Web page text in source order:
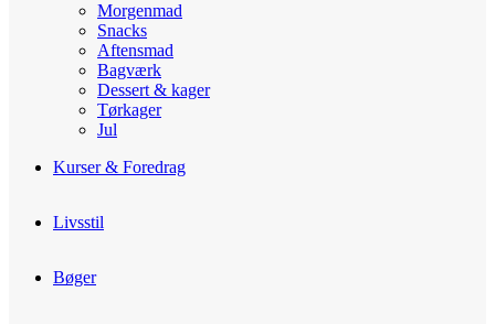
Morgenmad
Snacks
Aftensmad
Bagværk
Dessert & kager
Tørkager
Jul
Kurser & Foredrag
Livsstil
Bøger